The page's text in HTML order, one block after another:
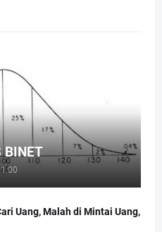
BINET
Uang, Malah di Mintai Uang,